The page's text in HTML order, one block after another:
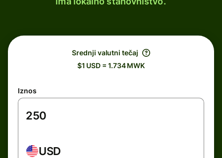
Srednji valutni tečaj
$1 USD = 1.734 MWK
Iznos
USD